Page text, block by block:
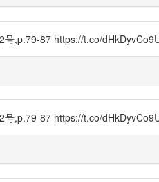
号,p.79-87 https://t.co/
号,p.79-87 https://t.co/